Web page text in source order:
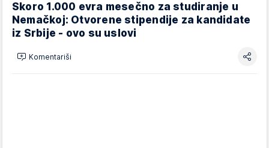
Skoro 1.000 evra mesečno za studiranje u
Nemačkoj: Otvorene stipendije za kandidate
iz Srbije - ovo su uslovi
Komentariši